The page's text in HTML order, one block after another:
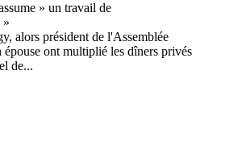
alors président de l'Assemblée
épouse ont multiplié les dîners privés
de...